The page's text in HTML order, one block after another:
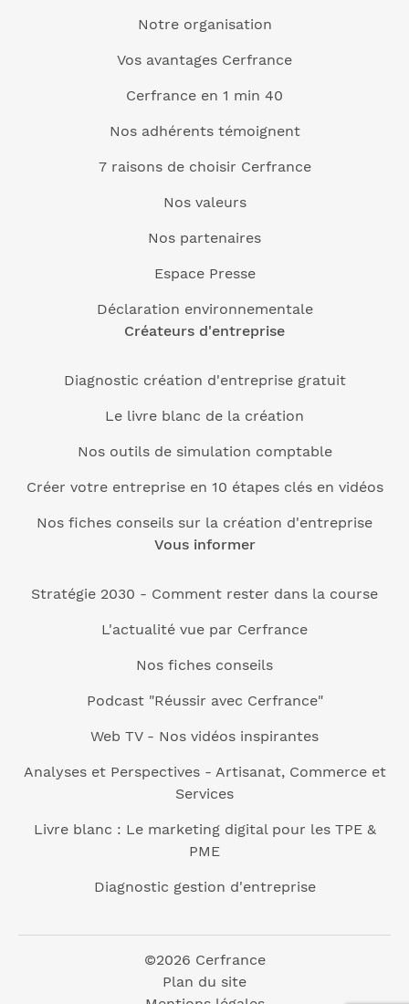
Notre organisation
Vos avantages Cerfrance
Cerfrance en 1 min 40
Nos adhérents témoignent
7 raisons de choisir Cerfrance
Nos valeurs
Nos partenaires
Espace Presse
Déclaration environnementale
Créateurs d'entreprise
Diagnostic création d'entreprise gratuit
Le livre blanc de la création
Nos outils de simulation comptable
Créer votre entreprise en 10 étapes clés en vidéos
Nos fiches conseils sur la création d'entreprise
Vous informer
Stratégie 2030 - Comment rester dans la course
L'actualité vue par Cerfrance
Nos fiches conseils
Podcast "Réussir avec Cerfrance"
Web TV - Nos vidéos inspirantes
Analyses et Perspectives - Artisanat, Commerce et
Services
Livre blanc : Le marketing digital pour les TPE &
PME
Diagnostic gestion d'entreprise
©2026 Cerfrance
Plan du site